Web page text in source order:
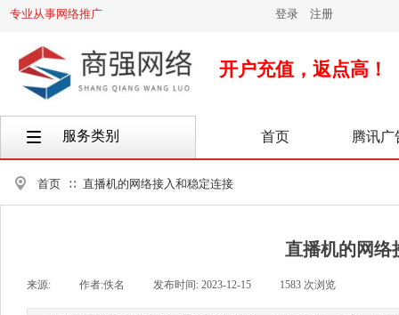
登录 注册
专业从事网络推广
开户充值，返点高！
首页 腾讯广
按钮文本
服务类别
首页 ∷ 直播机的网络接入和稳定连接
直播机的网络
来源: 作者:佚名 发布时间: 2023-12-15 1583 次浏览